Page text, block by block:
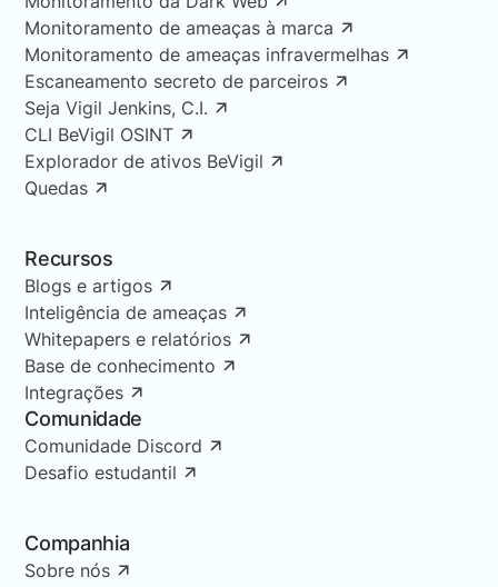
Monitoramento de ameaças à marca
Monitoramento de ameaças infravermelhas
Escaneamento secreto de parceiros
Seja Vigil Jenkins, C.I.
CLI BeVigil OSINT
Explorador de ativos BeVigil
Quedas
Recursos
Blogs e artigos
Inteligência de ameaças
Whitepapers e relatórios
Base de conhecimento
Integrações
Comunidade
Comunidade Discord
Desafio estudantil
Companhia
Sobre nós